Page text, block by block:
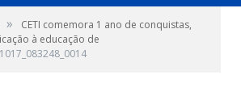
»
CETI comemora 1 ano de conquistas,
à educação de